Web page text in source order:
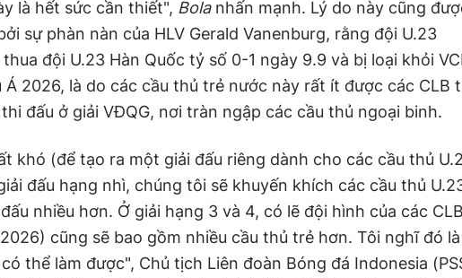
là hết sức cần thiết", Bolanhấn mạnh. Lý do này cũng
sự phàn nàn của HLV Gerald Vanenburg, rằng đội U.23
đội U.23 Hàn Quốc tỷ số 0-1 ngày 9.9 và bị loại khỏi
Á 2026, là do các cầu thủ trẻ nước này rất ít được các CLB
đấu ở giải VĐQG, nơi tràn ngập các cầu thủ ngoại binh.
khó (để tạo ra một giải đấu riêng dành cho các cầu thủ
đấu hạng nhì, chúng tôi sẽ khuyến khích các cầu thủ
nhiều hơn. Ở giải hạng 3 và 4, có lẽ đội hình của các
cũng sẽ bao gồm nhiều cầu thủ trẻ hơn. Tôi nghĩ đó
thể làm được", Chủ tịch Liên đoàn Bóng đá Indonesia